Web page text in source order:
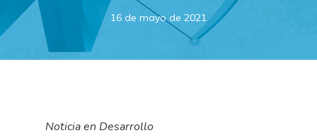
16 de mayo de 2021
Noticia en Desarrollo